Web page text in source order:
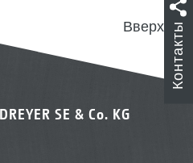
Вверх
SE & Co. KG
Контакты